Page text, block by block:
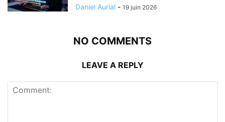
Daniel Aurial - 19 juin 2026
NO COMMENTS
LEAVE A REPLY